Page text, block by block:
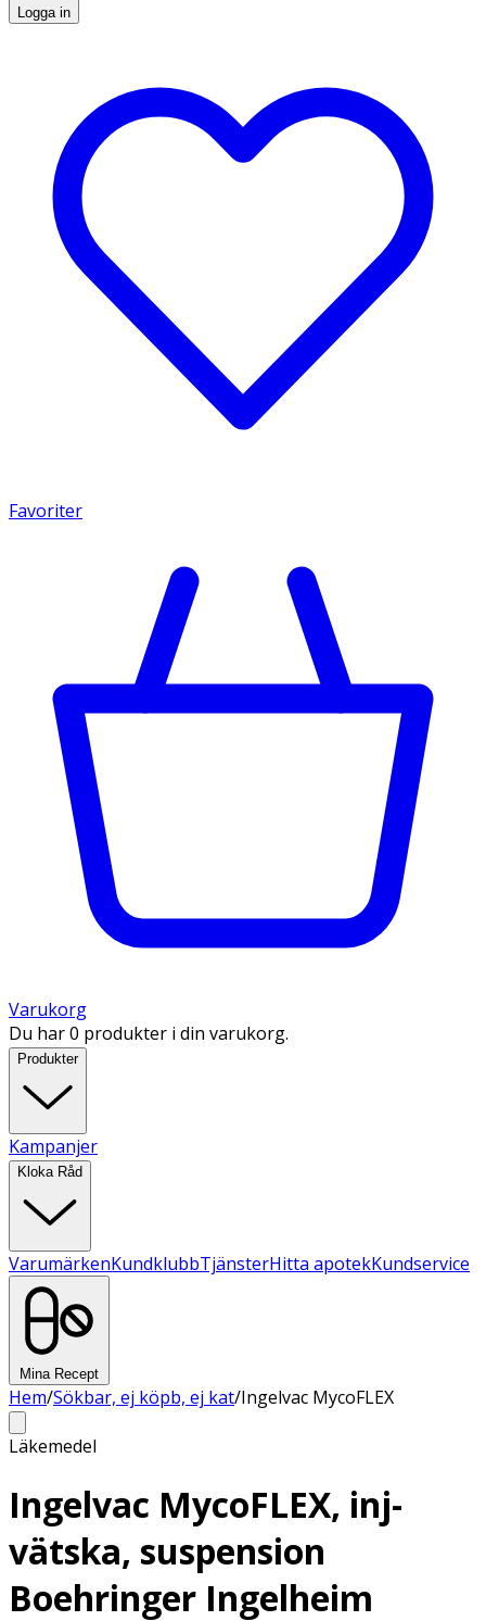
Logga in
Favoriter
Varukorg
Du har 0 produkter i din varukorg.
Produkter
Kampanjer
Kloka Råd
VarumärkenKundklubbTjänsterHitta apotekKundservice
Mina Recept
Hem/Sökbar, ej köpb, ej kat/Ingelvac MycoFLEX
Läkemedel
Ingelvac MycoFLEX, inj-
vätska, suspension
Boehringer Ingelheim